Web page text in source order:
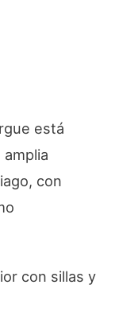
está
con
con sillas y